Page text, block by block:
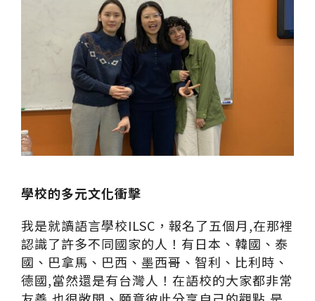
學校的多元文化衝擊
我是就讀語言學校ILSC，報名了五個月,在那裡
認識了許多不同國家的人！有日本、韓國、泰
國、巴拿馬、巴⻄、墨⻄哥、智利、比利時、
德國,當然還是有台灣人！在語校的大家都非常